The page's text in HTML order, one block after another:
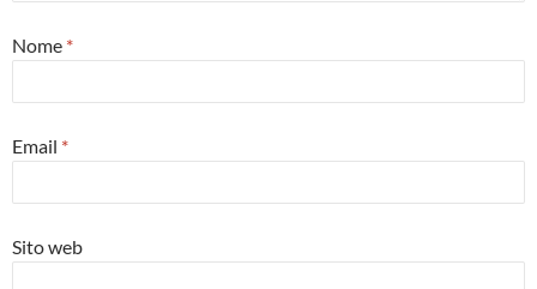
Nome *
Email *
Sito web